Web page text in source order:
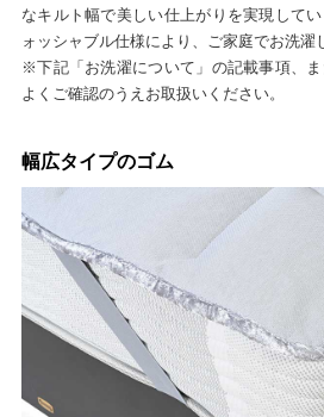
なキルト幅で美しい仕上がりを実現して
ォッシャブル仕様により、ご家庭でお洗濯
※下記「お洗濯について」の記載事項、
よくご確認のうえお取扱いください。
幅広タイプのゴム